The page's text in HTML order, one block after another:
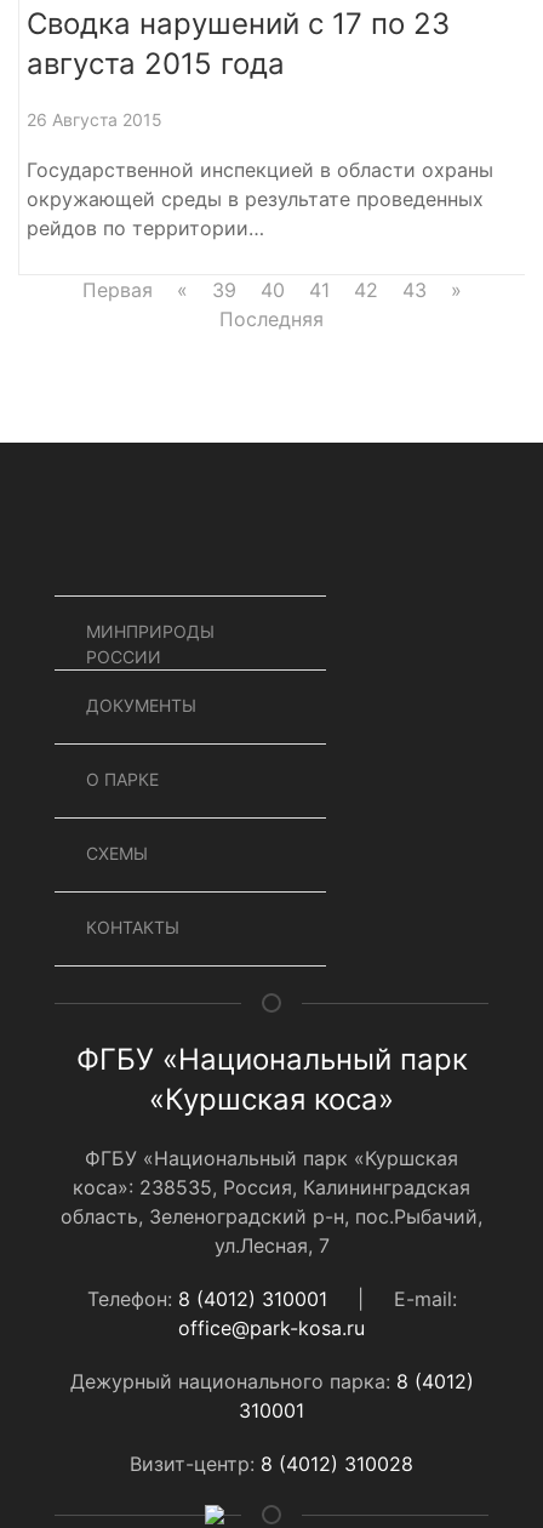
Сводка нарушений с 17 по 23
августа 2015 года
26 Августа 2015
Государственной инспекцией в области охраны
окружающей среды в результате проведенных
рейдов по территории…
Первая « 39 40 41 42 43
»
Последняя
МИНПРИРОДЫ
РОССИИ
ДОКУМЕНТЫ
О ПАРКЕ
СХЕМЫ
КОНТАКТЫ
ФГБУ «Национальный парк
«Куршская коса»
ФГБУ «Национальный парк «Куршская
коса»: 238535, Россия, Калининградская
область, Зеленоградский р-н, пос.Рыбачий,
ул.Лесная, 7
Телефон: 8 (4012) 310001
E-mail:
office@park-kosa.ru
Дежурный национального парка: 8 (4012)
310001
Визит-центр: 8 (4012) 310028